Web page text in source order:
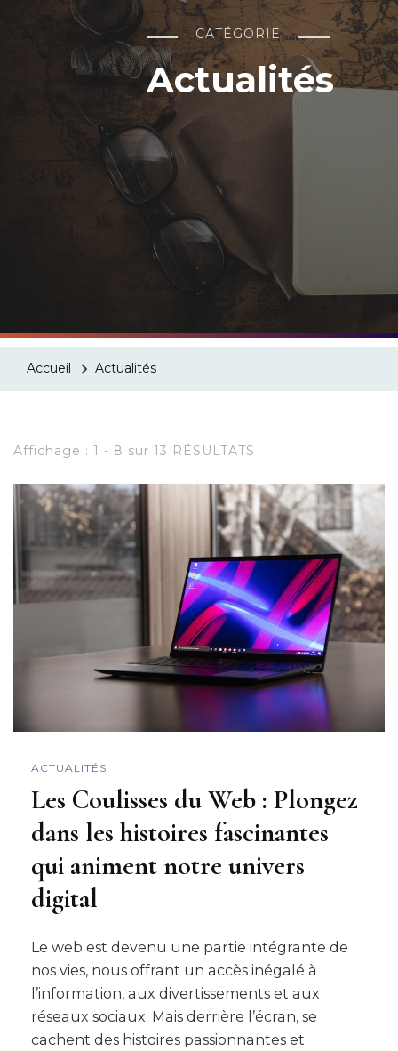
CATÉGORIE
Actualités
Accueil Actualités
Affichage : 1 - 8 sur 13 RÉSULTATS
ACTUALITÉS
Les Coulisses du Web : Plongez
dans les histoires fascinantes
qui animent notre univers
digital
Le web est devenu une partie intégrante de
nos vies, nous offrant un accès inégalé à
l’information, aux divertissements et aux
réseaux sociaux. Mais derrière l’écran, se
cachent des histoires passionnantes et